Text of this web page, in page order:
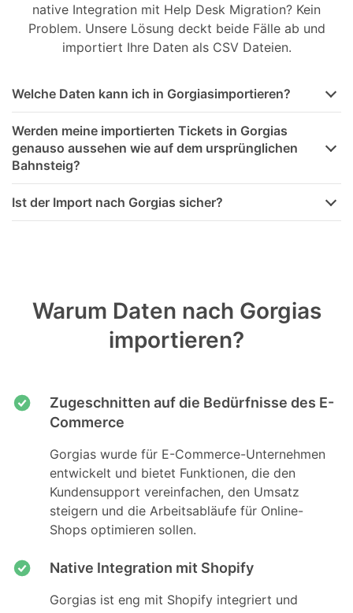
native Integration mit Help Desk Migration? Kein
Problem. Unsere Lösung deckt beide Fälle ab und
importiert Ihre Daten als CSV Dateien.
Welche Daten kann ich in Gorgiasimportieren?
Werden meine importierten Tickets in Gorgias
genauso aussehen wie auf dem ursprünglichen
Bahnsteig?
Ist der Import nach Gorgias sicher?
Warum Daten nach Gorgias
importieren?
Zugeschnitten auf die Bedürfnisse des E-
Commerce
Gorgias wurde für E-Commerce-Unternehmen
entwickelt und bietet Funktionen, die den
Kundensupport vereinfachen, den Umsatz
steigern und die Arbeitsabläufe für Online-
Shops optimieren sollen.
Native Integration mit Shopify
Gorgias ist eng mit Shopify integriert und